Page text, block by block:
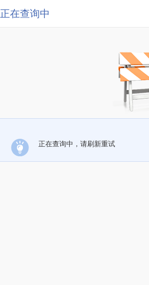
正在查询中
正在查询中，请刷新重试